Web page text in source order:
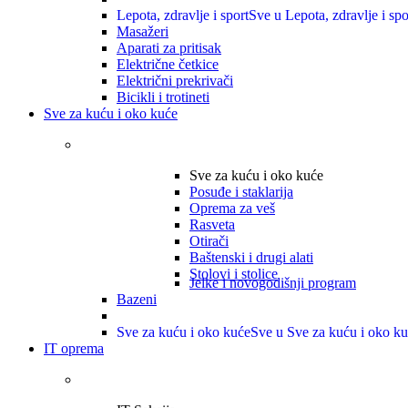
Lepota, zdravlje i sportSve u Lepota, zdravlje i
Masažeri
Aparati za pritisak
Električne četkice
Električni prekrivači
Bicikli i trotineti
Sve za kuću i oko kuće
Sve za kuću i oko kuće
Posuđe i staklarija
Oprema za veš
Rasveta
Otirači
Baštenski i drugi alati
Stolovi i stolice
Jelke i novogodišnji program
Bazeni
Sve za kuću i oko kućeSve u Sve za kuću i oko
IT oprema